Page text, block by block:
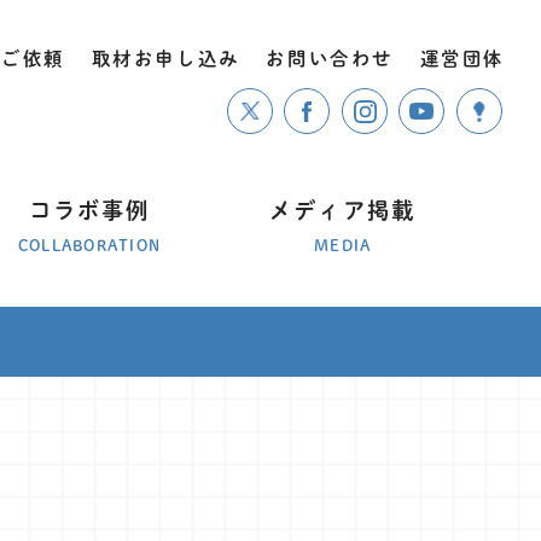
コラボ事例
COLLABORATION
メディア掲載
MEDIA
依頼 取材お申し込み お問い合わせ 運営団体